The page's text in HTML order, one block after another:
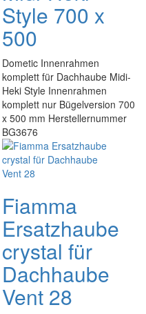
Style 700 x
500
Dometic Innenrahmen
komplett für Dachhaube Midi-
Heki Style Innenrahmen
komplett nur Bügelversion 700
x 500 mm Herstellernummer
BG3676
Fiamma
Ersatzhaube
crystal für
Dachhaube
Vent 28